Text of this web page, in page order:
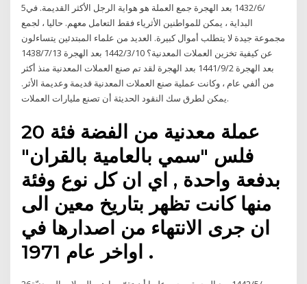
5‏‏/6‏‏/1432 بعد الهجرة جمع العملة هو هواية الرجل الأكثر القديمة. في
البداية ، يمكن للمواطنين الأثرياء فقط التعامل معهم. حاليا ، لجمع
مجموعة جيدة لا يتطلب أموال كبيرة. العديد من علماء المبتدئين يتساءلون
عن كيفية تخزين العملات المعدنية؟ 10‏‏/3‏‏/1442 بعد الهجرة 13‏‏/7‏‏/1438
بعد الهجرة 2‏‏/9‏‏/1441 بعد الهجرة لقد تم صنع العملات المعدنية منذ أكثر
من ألفي عام ، وكانت عملية صنع العملات المعدنية قديمة وعديمة الأثر.
يمكن لطرق سك النقود الحديثة أن تصنع مليارات العملات.
عملة معدنية من الفضة فئة 20
فلس "سمي بالعامية بالقران"
بدفعة واحدة , اي ان كل نوع وفئة
منها كانت تظهر بتاريخ معين الى
ان جرى الانتهاء من اصدارها في
اواخر عام 1971 .